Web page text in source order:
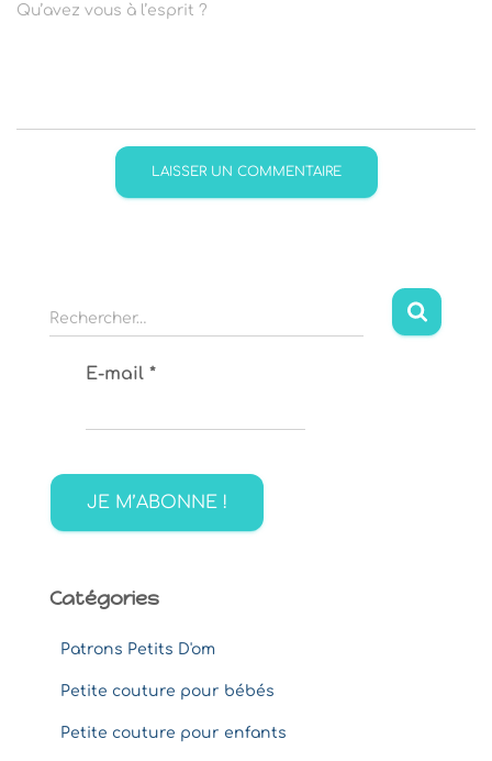
Qu’avez vous à l’esprit ?
R
e
h
r
Rechercher…
E-mail *
Catégories
Patrons Petits D'om
Petite couture pour bébés
Petite couture pour enfants